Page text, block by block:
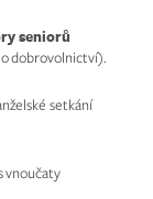
seniorů
dobrovolnictví).
setkání
vnoučaty